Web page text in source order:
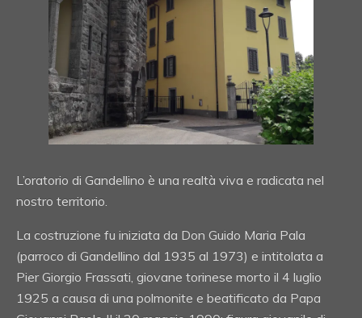
L’oratorio di Gandellino è una realtà viva e radicata nel
nostro territorio.
La costruzione fu iniziata da Don Guido Maria Pala
(parroco di Gandellino dal 1935 al 1973) e intitolata a
Pier Giorgio Frassati, giovane torinese morto il 4 luglio
1925 a causa di una polmonite e beatificato da Papa